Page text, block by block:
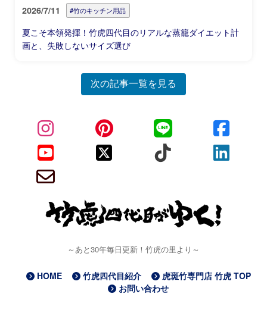
2026/7/11 #竹のキッチン用品
夏こそ本領発揮！竹虎四代目のリアルな蒸籠ダイエット計
画と、失敗しないサイズ選び
次の記事一覧を見る
～あと30年毎日更新！竹虎の里より～
HOME 竹虎四代目紹介
虎斑竹専門店 竹虎 TOP
お問い合わせ